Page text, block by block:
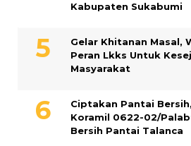
Kabupaten Sukabumi
Gelar Khitanan Masal,
Peran Lkks Untuk
Masyarakat
Ciptakan Pantai
Koramil 0622-02/
Bersih Pantai Talanca